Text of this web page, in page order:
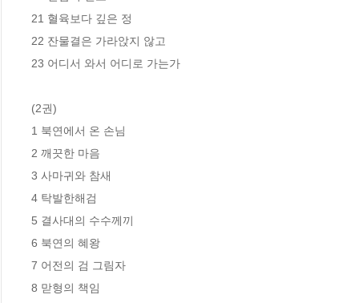
21 혈육보다 깊은 정
22 잔물결은 가라앉지 않고
23 어디서 와서 어디로 가는가
(2권)
1 북연에서 온 손님
2 깨끗한 마음
3 사마귀와 참새
4 탁발한해검
5 결사대의 수수께끼
6 북연의 혜왕
7 어전의 검 그림자
8 맏형의 책임